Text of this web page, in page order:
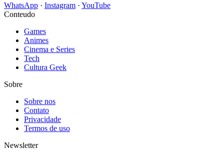
WhatsApp · Instagram · YouTube
Conteudo
Games
Animes
Cinema e Series
Tech
Cultura Geek
Sobre
Sobre nos
Contato
Privacidade
Termos de uso
Newsletter